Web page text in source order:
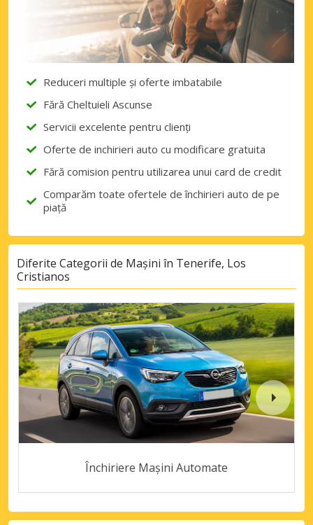
Autentificare cu eLink
Reduceri multiple și oferte imbatabile
Fără Cheltuieli Ascunse
Servicii excelente pentru clienți
Oferte de inchirieri auto cu modificare gratuita
Fără comision pentru utilizarea unui card de credit
Comparăm toate ofertele de închirieri auto de pe
piață
Diferite Categorii de Mașini în Tenerife, Los
Cristianos
Închiriere Mașini Automate